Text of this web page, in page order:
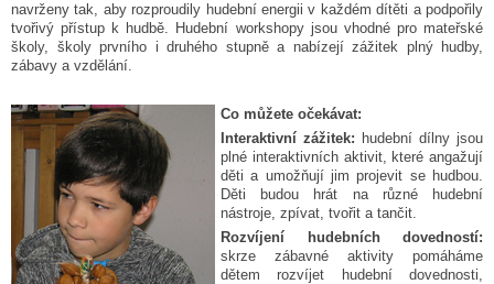
navrženy tak, aby rozproudily hudební energii v každém dítěti a podpořily
tvořivý přístup k hudbě. Hudební workshopy jsou vhodné pro mateřské
školy, školy prvního i druhého stupně a nabízejí zážitek plný hudby,
zábavy a vzdělání.
Co můžete očekávat:
Interaktivní zážitek: hudební dílny jsou
plné interaktivních aktivit, které angažují
děti a umožňují jim projevit se hudbou.
Děti budou hrát na různé hudební
nástroje, zpívat, tvořit a tančit.
Rozvíjení hudebních dovedností:
skrze zábavné aktivity pomáháme
dětem rozvíjet hudební dovednosti,